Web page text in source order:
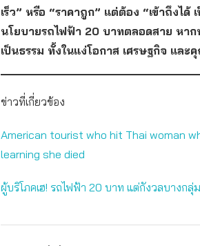
เร็ว” หรือ “ราคาถูก” แต่ต้อง “เข้าถึงไ
นโยบายรถไฟฟ้า 20 บาทตลอดสาย หาก
เป็นธรรม ทั้งในแง่โอกาส เศรษฐกิจ แล
ข่าวที่เกี่ยวข้อง
American tourist who hit Thai woman
learning she died
ผู้บริโภคเฮ! รถไฟฟ้า 20 บาท แต่กังวลบางกลุ่